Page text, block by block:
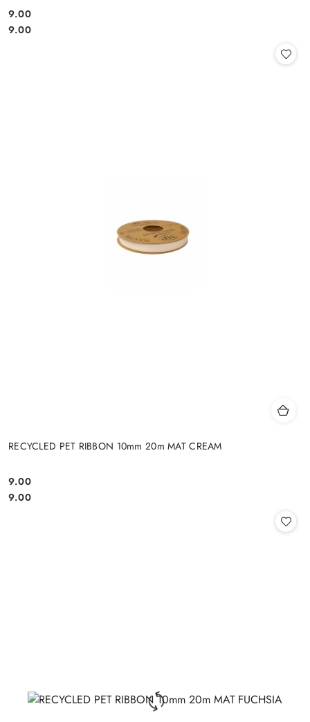
Cena:
9.00
Cena:
9.00
RECYCLED PET RIBBON 10mm 20m MAT CREAM
Cena:
9.00
Cena:
9.00